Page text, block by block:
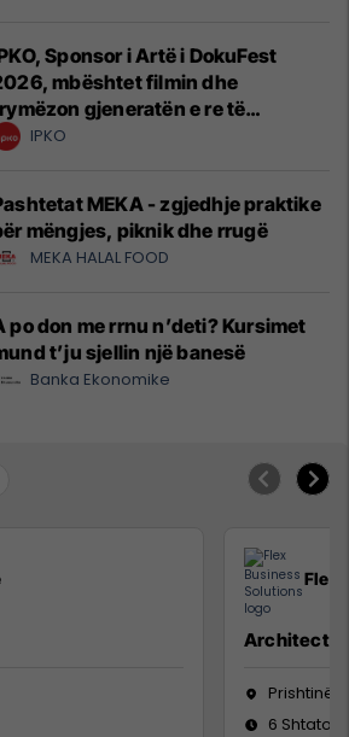
Sponsor i Artë i DokuFest
mbështet filmin dhe
gjeneratën e re të
IPKO
MEKA - zgjedhje praktike
mëngjes, piknik dhe rrugë
MEKA HALAL FOOD
po don me rrnu n’deti? Kursimet
t’ju sjellin një banesë
Banka Ekonomike
Flex
Architect
Prishtinë
6 Shtator